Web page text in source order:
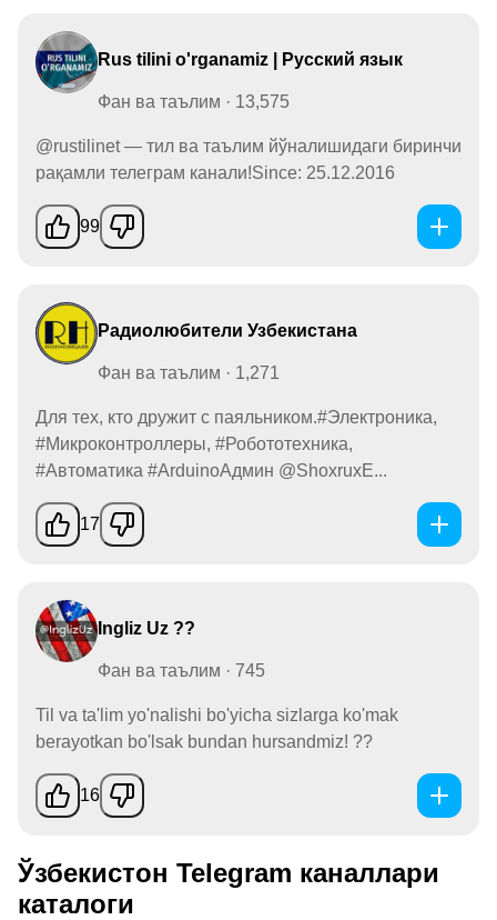
Rus tilini o'rganamiz | Русский язык
Фан ва таълим · 13,575
@rustilinet — тил ва таълим йўналишидаги биринчи
рақамли телеграм канали!Since: 25.12.2016
99
Радиолюбители Узбекистана
Фан ва таълим · 1,271
Для тех, кто дружит с паяльником.#Электроника,
#Микроконтроллеры, #Робототехника,
#Автоматика #ArduinoАдмин @ShoxruxE...
17
Ingliz Uz ??
Фан ва таълим · 745
Til va ta'lim yo'nalishi bo'yicha sizlarga ko'mak
berayotkan bo'lsak bundan hursandmiz! ??
16
Ўзбекистон Telegram каналлари
каталоги